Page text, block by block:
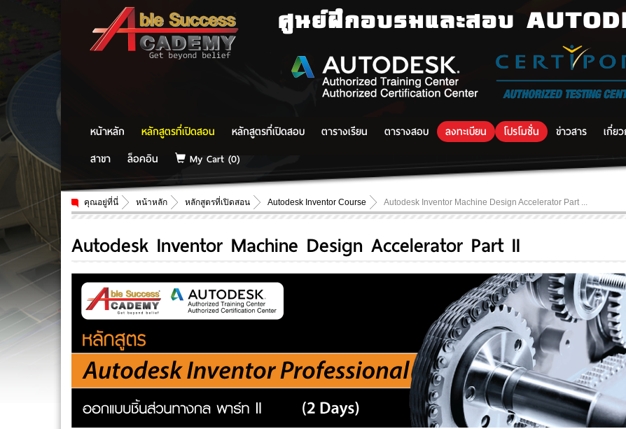
ศูนย์ฝึกอบรมและสอบ
หน้าหลัก หลักสูตรที่เปิดสอน หลักสูตรที่เปิดสอบ ตารางเรียน ตารางสอบ ลงทะเบียน โปรโมชั่น ข่าวสาร เกี่ย
สาขา
ล็อคอิน My Cart (0)
คุณอยู่ที่นี่ หน้าหลัก หลักสูตรที่เปิดสอน Autodesk Inventor Course Autodesk Inventor Machine Design Accelerator Part ...
Autodesk Inventor Machine Design Accelerator Part II